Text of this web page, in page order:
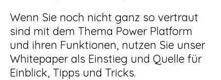
Wenn Sie noch nicht ganz so vertraut
sind mit dem Thema Power Platform
und ihren Funktionen, nutzen Sie unser
Whitepaper als Einstieg und Quelle für
Einblick, Tipps und Tricks.